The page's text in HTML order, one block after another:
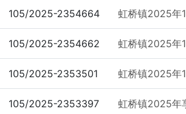
105/2025-2354664 虹桥镇2025年
105/2025-2354662 虹桥镇2025年
105/2025-2353501 虹桥镇2025年
105/2025-2353397 虹桥镇2025年